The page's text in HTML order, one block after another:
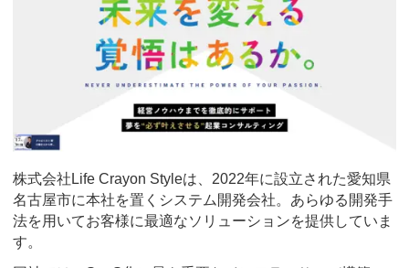
株式会社Life Crayon Styleは、2022年に設立された愛知県
名古屋市に本社を置くシステム開発会社。あらゆる開発手
法を用いてお客様に最適なソリューションを提供していま
す。